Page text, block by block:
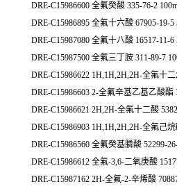
DRE-C15986600 全氟癸酸 335-76-2
DRE-C15986895 全氟十六酸 67905-19-5
DRE-C15987080 全氟十八酸 16517-11-6
DRE-C15987500 全氟三丁胺 311-89-7
DRE-C15986622 1H,1H,2H,2H-全氟十
DRE-C15986603 2-全氟辛基乙基乙酸酯
DRE-C15986621 2H,2H-全氟十二酸
DRE-C15986903 1H,1H,2H,2H-全氟己
DRE-C15986560 全氟癸基膦酸 52299-
DRE-C15986612 全氟-3,6-二氧庚酸
DRE-C15987162 2H-全氟-2-辛烯酸